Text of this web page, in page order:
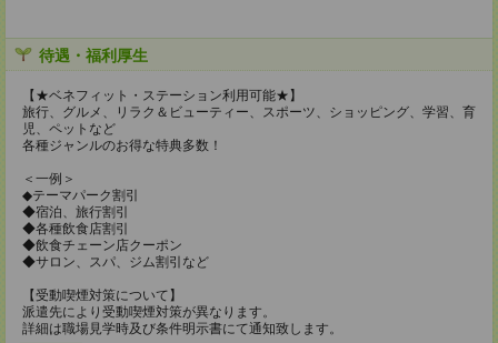
待遇・福利厚生
【★ベネフィット・ステーション利用可能★】
旅行、グルメ、リラク＆ビューティー、スポーツ、ショッピング、学習、育
児、ペットなど
各種ジャンルのお得な特典多数！
＜一例＞
◆テーマパーク割引
◆宿泊、旅行割引
◆各種飲食店割引
◆飲食チェーン店クーポン
◆サロン、スパ、ジム割引など
【受動喫煙対策について】
派遣先により受動喫煙対策が異なります。
詳細は職場見学時及び条件明示書にて通知致します。